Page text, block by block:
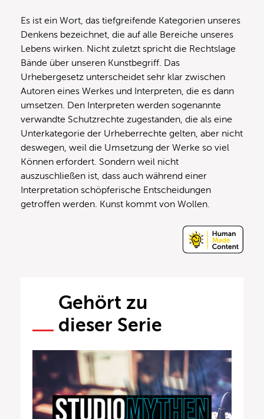
Es ist ein Wort, das tiefgreifende Kategorien unseres
Denkens bezeichnet, die auf alle Bereiche unseres
Lebens wirken. Nicht zuletzt spricht die Rechtslage
Bände über unseren Kunstbegriff. Das
Urhebergesetz unterscheidet sehr klar zwischen
Autoren eines Werkes und Interpreten, die es dann
umsetzen. Den Interpreten werden sogenannte
verwandte Schutzrechte zugestanden, die als eine
Unterkategorie der Urheberrechte gelten, aber nicht
deswegen, weil die Umsetzung der Werke so viel
Können erfordert. Sondern weil nicht
auszuschließen ist, dass auch während einer
Interpretation schöpferische Entscheidungen
getroffen werden. Kunst kommt von Wollen.
Gehört zu
dieser Serie